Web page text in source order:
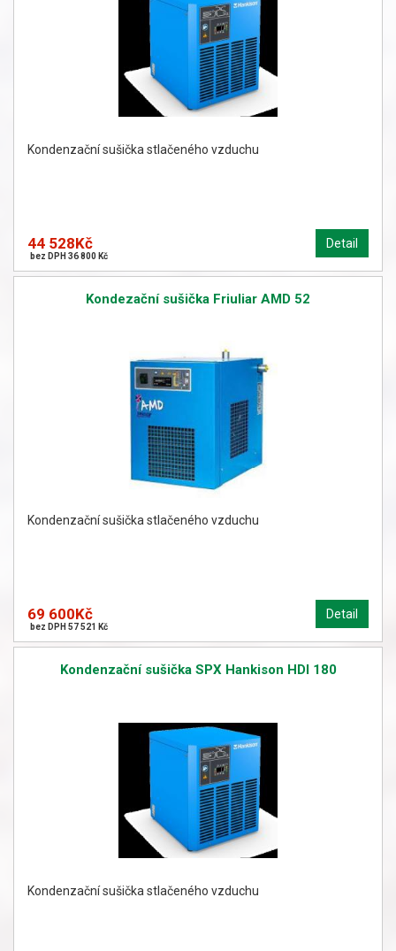
Kondenzační sušička stlačeného vzduchu
Detail
44 528Kč
bez DPH 36 800 Kč
Kondezační sušička Friuliar AMD 52
Kondenzační sušička stlačeného vzduchu
Detail
69 600Kč
bez DPH 57 521 Kč
Kondenzační sušička SPX Hankison HDI 180
Kondenzační sušička stlačeného vzduchu